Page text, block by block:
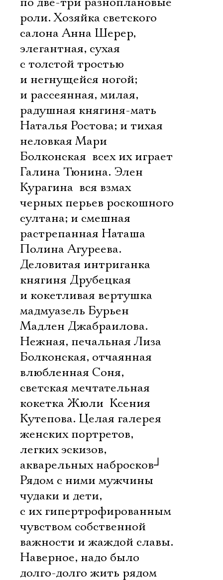
роли. Хозяйка светского
салона Анна Шерер,
элегантная, сухая
с толстой тростью
и негнущейся ногой;
и рассеянная, милая,
радушная княгиня-мать
Наталья Ростова; и тихая
неловкая Мари
Болконская  всех их играет
Галина Тюнина. Элен
Курагина  вся взмах
черных перьев роскошного
султана; и смешная
растрепанная Наташа 
Полина Агуреева.
Деловитая интриганка
княгиня Друбецкая
и кокетливая вертушка
мадмуазель Бурьен 
Мадлен Джабраилова.
Нежная, печальная Лиза
Болконская, отчаянная
влюбленная Соня,
светская мечтательная
кокетка Жюли  Ксения
Кутепова. Целая галерея
женских портретов,
легких эскизов,
акварельных набросков┘
Рядом с ними мужчины 
чудаки и дети,
с их гипертрофированным
чувством собственной
важности и жаждой славы.
Наверное, надо было
долго-долго жить рядом